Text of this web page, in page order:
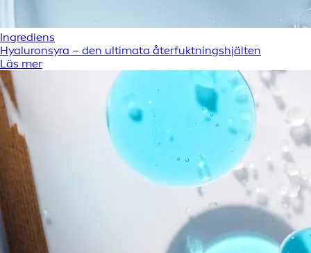
Ingrediens
Hyaluronsyra – den ultimata återfuktningshjälten
Läs mer